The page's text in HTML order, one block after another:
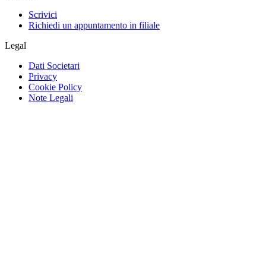
Scrivici
Richiedi un appuntamento in filiale
Legal
Dati Societari
Privacy
Cookie Policy
Note Legali